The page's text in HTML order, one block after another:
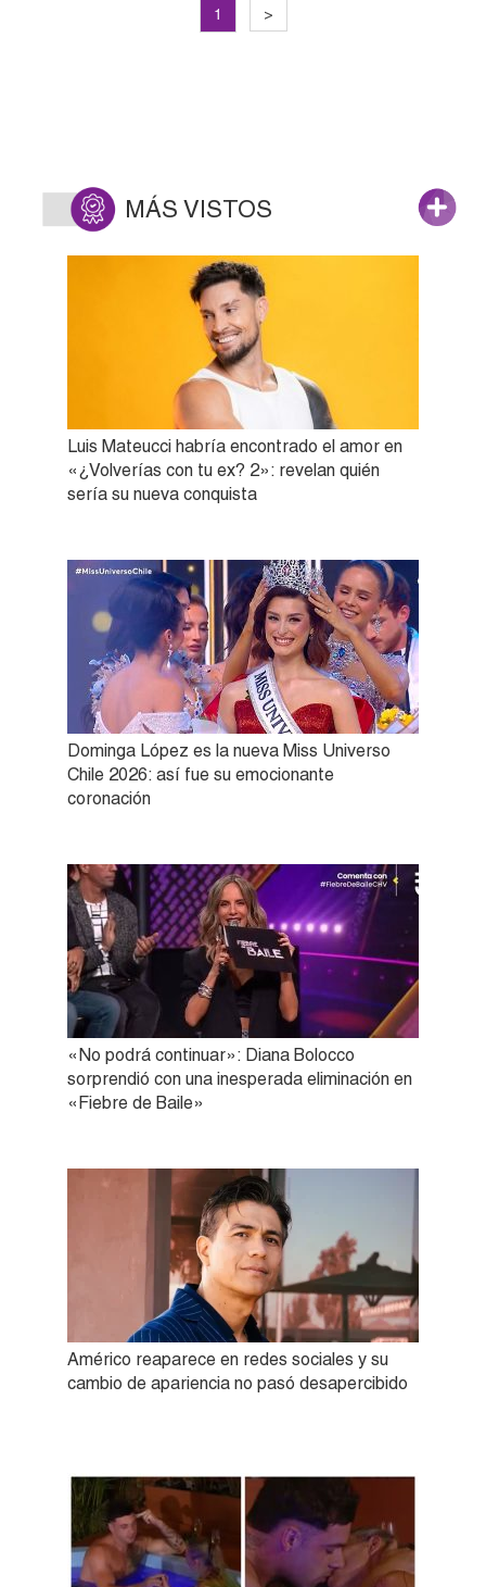
1 >
MÁS VISTOS
Luis Mateucci habría encontrado el amor en
«¿Volverías con tu ex? 2»: revelan quién
sería su nueva conquista
Dominga López es la nueva Miss Universo
Chile 2026: así fue su emocionante
coronación
«No podrá continuar»: Diana Bolocco
sorprendió con una inesperada eliminación en
«Fiebre de Baile»
Américo reaparece en redes sociales y su
cambio de apariencia no pasó desapercibido